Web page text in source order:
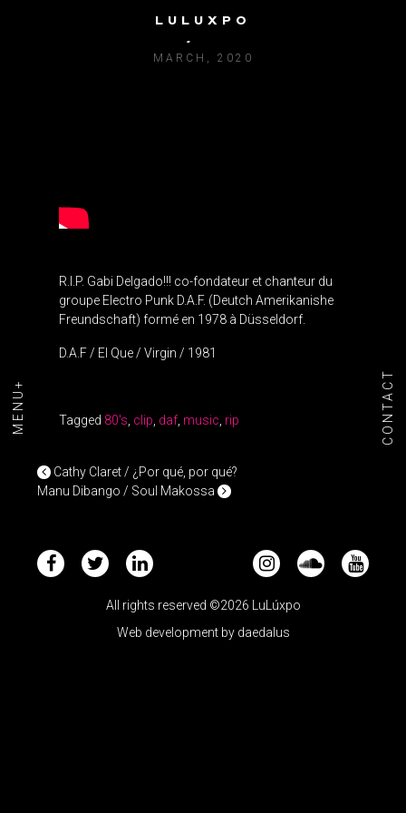
LULUXPO
MENU+ CONTACT
MARCH, 2020
R.I.P. Gabi Delgado!!! co-fondateur et chanteur du
groupe Electro Punk D.A.F. (Deutch Amerikanishe
Freundschaft) formé en 1978 à Düsseldorf.
D.A.F / El Que / Virgin / 1981
Tagged 80's clip daf music rip
POST NAVIGATION
Cathy Claret / ¿Por qué, por qué?
Manu Dibango / Soul Makossa
All rights reserved ©2026 LuLúxpo
Web development by daedalus